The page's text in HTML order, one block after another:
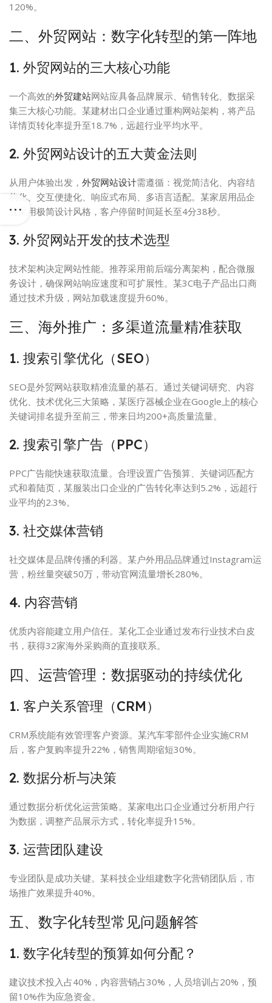
120%。
二、外贸网站：数字化转型的第一阵地
1. 外贸网站的三大核心功能
一个高效的外贸建站网站应具备品牌展示、销售转化、数据采
集三大核心功能。某建材出口企业通过重构网站架构，将产品
详情页转化率提升至18.7%，远超行业平均水平。
2. 外贸网站设计的五大黄金法则
从用户体验出发， 外贸网站设计需遵循：视觉简洁化、内容结
构化、交互便捷化、响应式布局、多语言适配。某家居用品企
业采用极简设计风格，客户停留时间延长至4分38秒。
3. 外贸网站开发的技术选型
技术架构决定网站性能。推荐采用前后端分离架构，配合微服
务设计，确保网站响应速度和可扩展性。某3C电子产品出口商
通过技术升级，网站加载速度提升60%。
三、海外推广：多渠道流量精准获取
1. 搜索引擎优化（SEO）
SEO是外贸网站获取精准流量的基石。通过关键词研究、内容
优化、技术优化三大策略，某医疗器械企业在Google上的核心
关键词排名提升至前三，带来日均200+高质量流量。
2. 搜索引擎广告（PPC）
PPC广告能快速获取流量。合理设置广告预算、关键词匹配方
式和着陆页，某服装出口企业的广告转化率达到5.2%，远超行
业平均的2.3%。
3. 社交媒体营销
社交媒体是品牌传播的利器。某户外用品品牌通过Instagram运
营，粉丝量突破50万，带动官网流量增长280%。
4. 内容营销
优质内容能建立用户信任。某化工企业通过发布行业技术白皮
书，获得32家海外采购商的直接联系。
四、运营管理：数据驱动的持续优化
1. 客户关系管理（CRM）
CRM系统能有效管理客户资源。某汽车零部件企业实施CRM
后，客户复购率提升22%，销售周期缩短30%。
2. 数据分析与决策
通过数据分析优化运营策略。某家电出口企业通过分析用户行
为数据，调整产品展示方式，转化率提升15%。
3. 运营团队建设
专业团队是成功关键。某科技企业组建数字化营销团队后，市
场推广效果提升40%。
五、数字化转型常见问题解答
1. 数字化转型的预算如何分配？
建议技术投入占40%，内容营销占30%，人员培训占20%，预
留10%作为应急资金。